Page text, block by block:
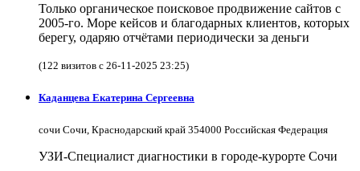
Только органическое поисковое продвижение сайтов с
2005-го. Море кейсов и благодарных клиентов, которых
берегу, одаряю отчётами периодически за деньги
(122 визитов с 26-11-2025 23:25)
Каданцева Екатерина Сергеевна
сочи Сочи, Краснодарский край 354000 Российская Федерация
УЗИ-Специалист диагностики в городе-курорте Сочи